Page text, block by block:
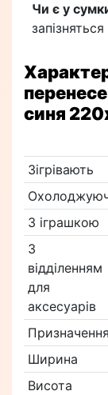
Чи є у
синя
Зігрівають
З іграшкою
З
відділенням
для
аксесуарів
Призначення
Ширина
Висота